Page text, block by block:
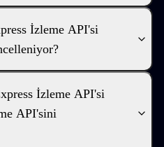
İzleme API'si
İzleme API'si
API'sini